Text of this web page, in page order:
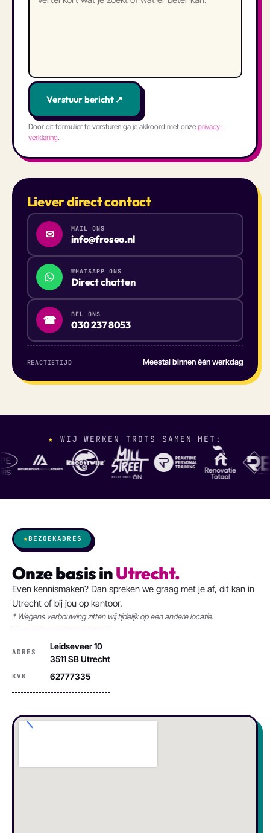
Verstuur bericht ↗
Door dit formulier te versturen ga je akkoord met onze privacy­
verklaring.
Liever direct contact
✉ MAIL ONS
info@froseo.nl
WHATSAPP ONS
Direct chatten
☎ BEL ONS
030 237 8053
REACTIETIJD Meestal binnen één werkdag
★ WIJ WERKEN TROTS SAMEN MET:
★BEZOEKADRES
Onze basis inUtrecht.
Even kennismaken? Dan spreken we graag met je af, dit kan in
Utrecht of bij jou op kantoor.
* Wegens verbouwing zitten wij tijdelijk op een andere locatie.
ADRES
Leidseveer 10
3511 SB Utrecht
KVK 62777335